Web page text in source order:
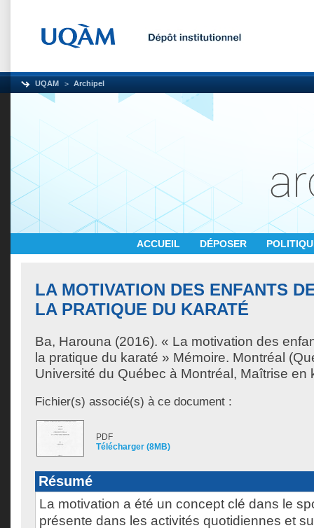
UQAM Archipel
ACCUEIL DÉPOSER
LA MOTIVATION DES ENFANTS
LA PRATIQUE DU KARATÉ
Ba, Harouna (2016). « La motivation des
la pratique du karaté » Mémoire. Montréal
Université du Québec à Montréal, Maîtrise en
Fichier(s) associé(s) à ce document :
PDF
Télécharger (8MB)
Résumé
La motivation a été un concept clé dans le
présente dans les activités quotidiennes et